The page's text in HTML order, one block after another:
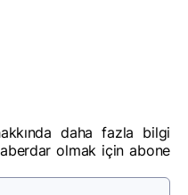
daha fazla bilgi
olmak için abone